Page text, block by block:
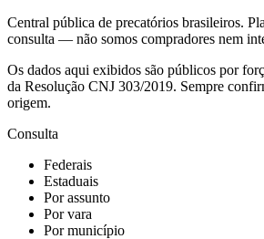
Central pública de precatórios brasileiros.
consulta — não somos compradores nem
Os dados aqui exibidos são públicos por
da Resolução CNJ 303/2019. Sempre
origem.
Consulta
Federais
Estaduais
Por assunto
Por vara
Por município